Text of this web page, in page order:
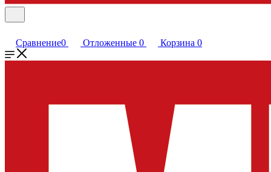
Сравнение0 Отложенные 0 Корзина 0